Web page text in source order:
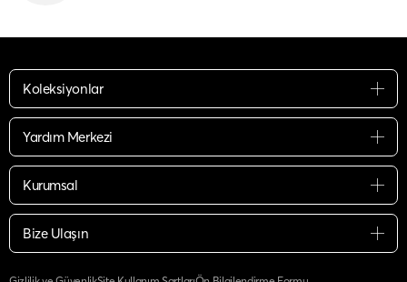
Koleksiyonlar
Yardım Merkezi
Kurumsal
Bize Ulaşın